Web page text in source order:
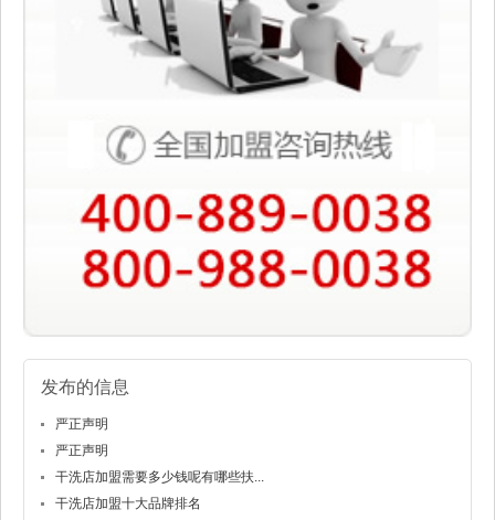
发布的信息
严正声明
严正声明
干洗店加盟需要多少钱呢有哪些扶...
干洗店加盟十大品牌排名